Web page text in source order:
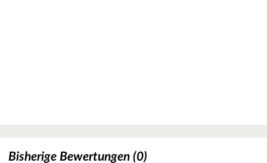
Bisherige Bewertungen (0)